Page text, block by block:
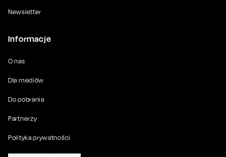
Newsletter
Informacje
O nas
Dla mediów
Do pobrania
Partnerzy
Polityka prywatności